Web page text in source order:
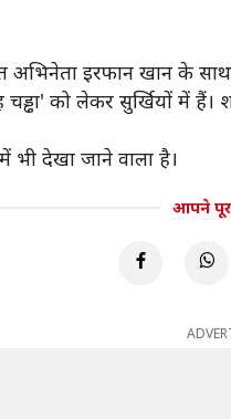
अभिनेता इरफान खान के
को लेकर सुर्खियों में हैं।
भी देखा जाने वाला है।
आपने